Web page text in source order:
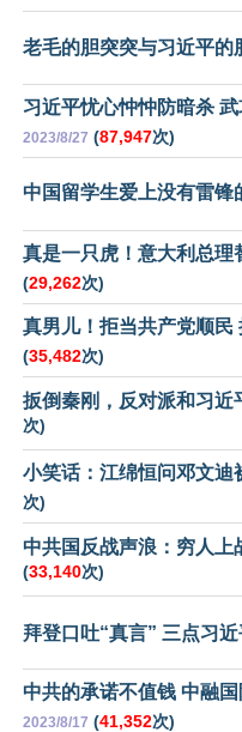
老毛的胆突突与习近平的
习近平忧心忡忡防暗杀
2023/8/27 (87,947次)
中国留学生爱上没有雷锋
真是一只虎！意大利总理
(29,262次)
真男儿！拒当共产党顺民
(35,482次)
扳倒秦刚，反对派和习近
次)
小笑话：江绵恒问邓文迪
次)
中共国反战声浪：穷人上
(33,140次)
拜登口吐“真言” 三点习
中共的承诺不值钱 中融
2023/8/17 (41,352次)